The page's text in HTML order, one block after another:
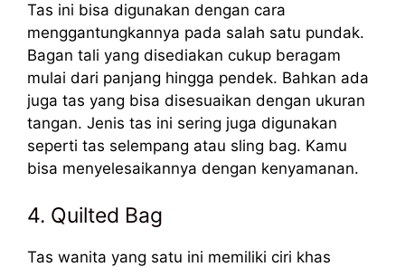
Tas ini bisa digunakan dengan cara
menggantungkannya pada salah satu pundak.
Bagan tali yang disediakan cukup beragam
mulai dari panjang hingga pendek. Bahkan ada
juga tas yang bisa disesuaikan dengan ukuran
tangan. Jenis tas ini sering juga digunakan
seperti tas selempang atau sling bag. Kamu
bisa menyelesaikannya dengan kenyamanan.
4. Quilted Bag
Tas wanita yang satu ini memiliki ciri khas